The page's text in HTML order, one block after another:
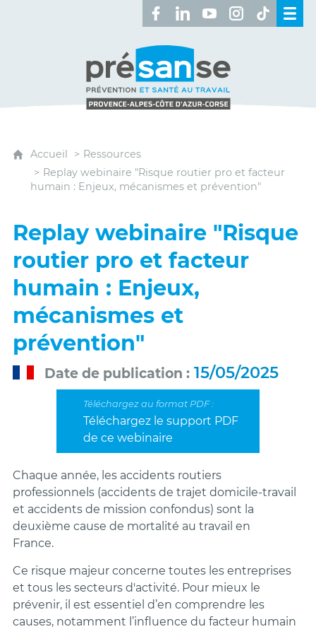
Retrouvez-nous sur Facebook
Retrouvez-nous sur
Retrouvez-nous sur
Retrouvez-
Accueil
Ressources
Replay webinaire "Risque routier pro et facteur
humain : Enjeux, mécanismes et prévention"
Replay webinaire "Risque
routier pro et facteur
humain : Enjeux,
mécanismes et
prévention"
Date de publication 15/05/2025
Téléchargez le support PDF
de ce webinaire
Chaque année, les accidents routiers
professionnels (accidents de trajet domicile-travail
et accidents de mission confondus) sont la
deuxième cause de mortalité au travail en
France.
Ce risque majeur concerne toutes les entreprises
et tous les secteurs d'activité. Pour mieux le
prévenir, il est essentiel d’en comprendre les
causes, notamment l’influence du facteur humain